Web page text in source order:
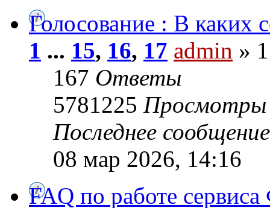
Голосование : В каких
1 ... 15, 16, 17 admin »
167 Ответы
5781225 Просмотры
Последнее
08 мар 2026, 14:16
FAQ по работе